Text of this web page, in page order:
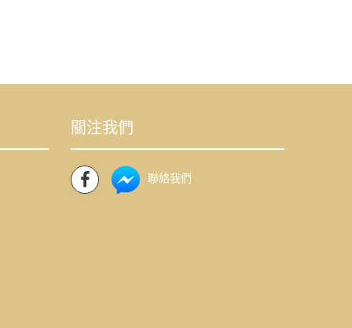
關注我們
聯絡我們